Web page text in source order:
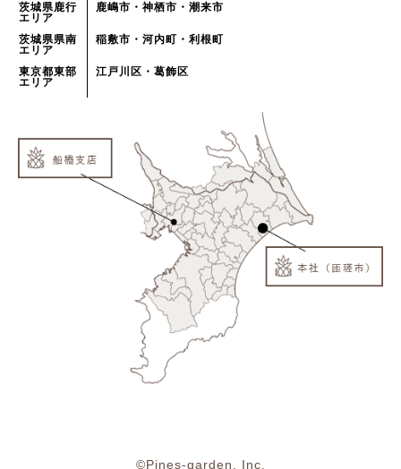
茨城県鹿行
エリア
鹿嶋市・神栖市・潮来市
茨城県県南
エリア
稲敷市・河内町・利根町
東京都東部
エリア
江戸川区・葛飾区
©Pines-garden, Inc.